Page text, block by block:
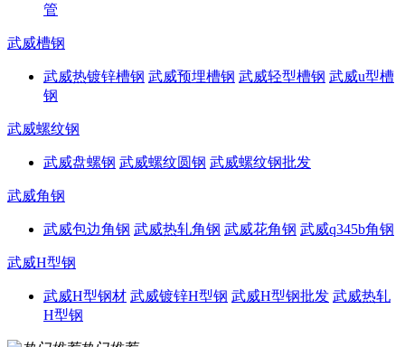
管
武威槽钢
武威热镀锌槽钢 武威预埋槽钢 武威轻型槽钢 武威u型槽
钢
武威螺纹钢
武威盘螺钢 武威螺纹圆钢 武威螺纹钢批发
武威角钢
武威包边角钢 武威热轧角钢 武威花角钢 武威q345b角钢
武威H型钢
武威H型钢材 武威镀锌H型钢 武威H型钢批发 武威热轧
H型钢